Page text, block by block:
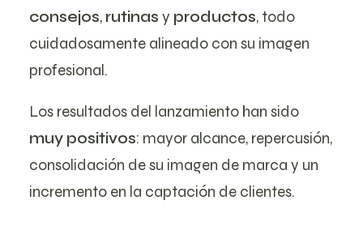
consejos, rutinas y productos, todo
cuidadosamente alineado con su imagen
profesional.
Los resultados del lanzamiento han sido
muy positivos: mayor alcance, repercusión,
consolidación de su imagen de marca y un
incremento en la captación de clientes.